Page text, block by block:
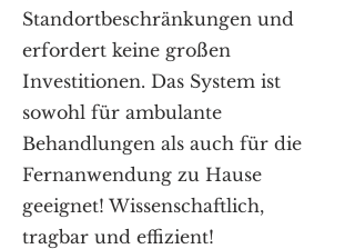
Standortbeschränkungen und
erfordert keine großen
Investitionen. Das System ist
sowohl für ambulante
Behandlungen als auch für die
Fernanwendung zu Hause
geeignet! Wissenschaftlich,
tragbar und effizient!